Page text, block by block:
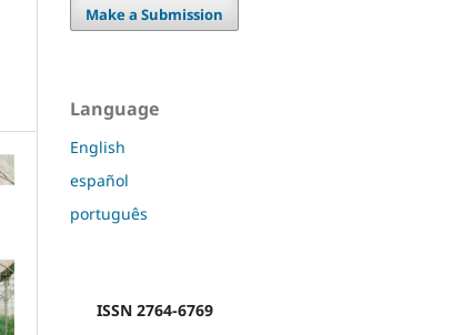
Make a Submission
Language
English
español
português
ISSN 2764-6769